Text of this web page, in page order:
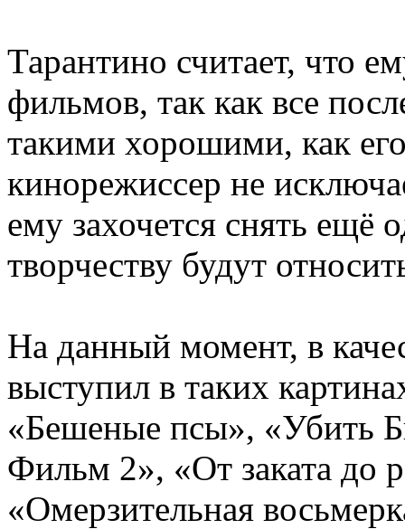
Тарантино считает, что
фильмов, так как все
такими хорошими, как
кинорежиссер не
ему захочется снять ещё
творчеству будут
На данный момент, в
выступил в таких
«Бешеные псы», «Убить
Фильм 2», «От заката до
«Омерзительная